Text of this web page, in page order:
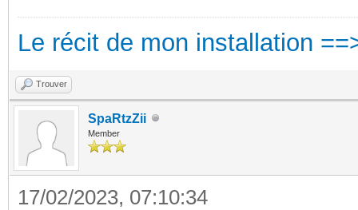
Le récit de mon installation
Trouver
SpaRtzZii
Member
17/02/2023, 07:10:34